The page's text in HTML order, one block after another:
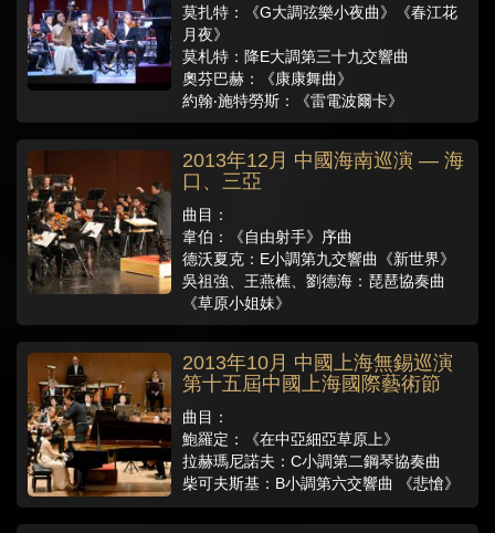
莫扎特：《G大調弦樂小夜曲》《春江花
月夜》
莫札特：降E大調第三十九交響曲
奧芬巴赫：《康康舞曲》
約翰‧施特勞斯：《雷電波爾卡》
2013年12月 中國海南巡演 — 海
口、三亞
曲目：
韋伯：《自由射手》序曲
德沃夏克：E小調第九交響曲《新世界》
吳祖強、王燕樵、劉德海：琵琶協奏曲
《草原小姐妹》
2013年10月 中國上海無錫巡演
第十五屆中國上海國際藝術節
曲目：
鮑羅定：《在中亞細亞草原上》
拉赫瑪尼諾夫：C小調第二鋼琴協奏曲
柴可夫斯基：B小調第六交響曲 《悲愴》